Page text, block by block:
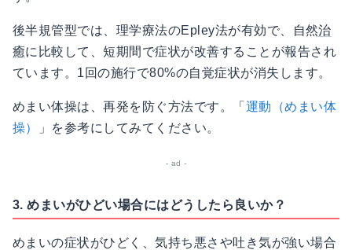
後半規管型では、理学療法のEpley法が有効で、自然治
癒に比較して、短期間で症状が改善することが報告され
ています。1回の施行で80%の自覚症状が消失します。
めまい体操は、再発を防ぐ方法です。「 運動（めまい体
操）
」を参考にしてみてください。
3. めまいがひどい場合にはどうしたら良いか？
めまいの症状がひどく、気持ち悪さや吐き気が強い場合